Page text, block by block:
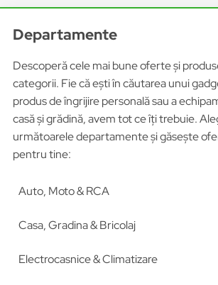
Departamente
Descoperă cele mai bune oferte și
categorii. Fie că ești în căutarea unui
produs de îngrijire personală sau a
casă și grădină, avem tot ce îți trebuie.
următoarele departamente și găsește
pentru tine:
Auto, Moto & RCA
Casa, Gradina & Bricolaj
Electrocasnice & Climatizare